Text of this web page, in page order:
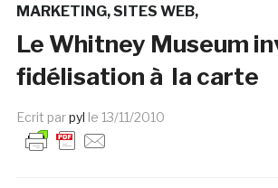
MARKETING SITES WEB
Le Whitney Museum
fidélisation à la carte
Ecrit parpyl le 13/11/2010